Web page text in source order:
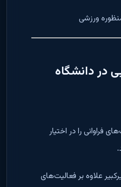
ورزشی
در دانشگاه
فراوانی را در اختیار
علاوه بر فعالیت‌های